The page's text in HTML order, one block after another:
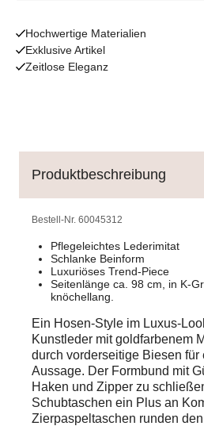
Hochwertige Materialien
Exklusive Artikel
Zeitlose Eleganz
Produktbeschreibung
Bestell-Nr. 60045312
Pflegeleichtes Lederimitat
Schlanke Beinform
Luxuriöses Trend-Piece
Seitenlänge ca. 98 cm, in K-
knöchellang.
Ein Hosen-Style im Luxus-
Kunstleder mit goldfarbenem
durch vorderseitige Biesen für
Aussage. Der Formbund mit
Haken und Zipper zu
Schubtaschen ein Plus an
Zierpaspeltaschen runden